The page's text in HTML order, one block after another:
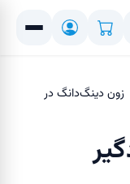
زون دینگ‌دانگ در